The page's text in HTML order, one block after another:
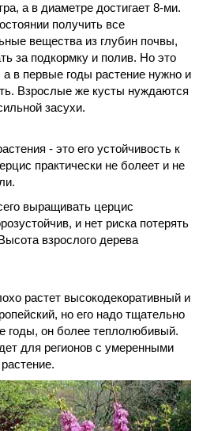
а в диаметре достигает 8-ми.
получить все
вещества из глубин почвы,
за подкормку и полив. Но это
а в первые годы растение нужно и
Взрослые же кусты нуждаются
засухи.
- это его устойчивость к
практически не болеет и не
выращивать церцис
и нет риска потерять
взрослого дерева
растет высокодекоративный и
но его надо тщательно
годы, он более теплолюбивый.
для регионов с умеренными